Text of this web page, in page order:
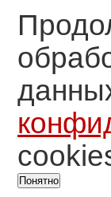
Понятно